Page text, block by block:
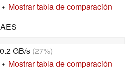
+
Mostrar tabla de comparación
GB/s (27%)
+
Mostrar tabla de comparación